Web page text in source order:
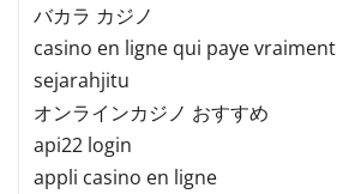
バカラ カジノ
casino en ligne qui paye vraiment
sejarahjitu
オンラインカジノ おすすめ
api22 login
appli casino en ligne